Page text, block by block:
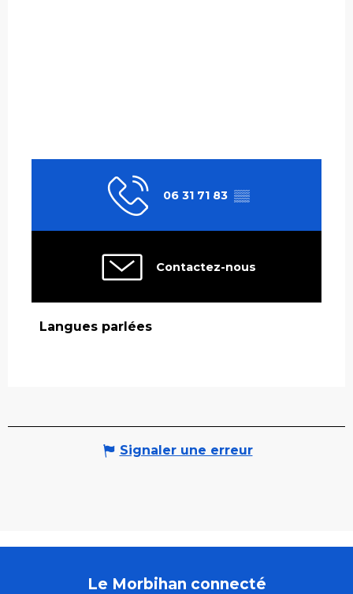
06 31 71 83 ▒▒
Contactez-nous
Langues parlées
Langues parlées
Signaler une erreur
Le Morbihan connecté